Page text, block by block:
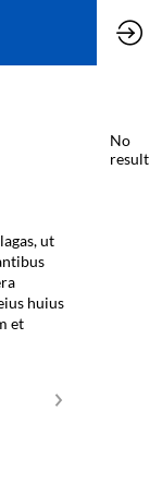
ut
huius
et
No
result